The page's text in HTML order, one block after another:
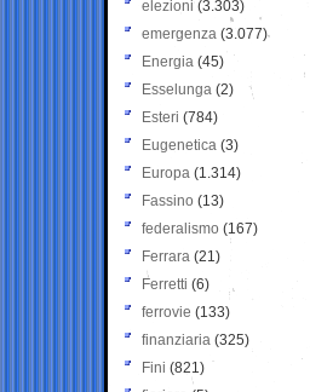
elezioni (3.303)
emergenza (3.077)
Energia (45)
Esselunga (2)
Esteri (784)
Eugenetica (3)
Europa (1.314)
Fassino (13)
federalismo (167)
Ferrara (21)
Ferretti (6)
ferrovie (133)
finanziaria (325)
Fini (821)